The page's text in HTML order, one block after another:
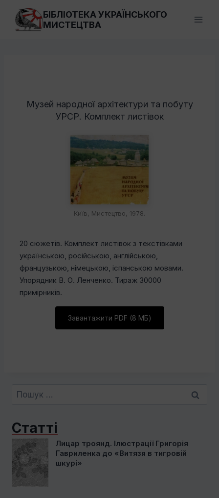
Перейти
вмісту
БІБЛІОТЕКА УКРАЇНСЬКОГО
МИСТЕЦТВА
Музей народної архітектури та побуту
УРСР. Комплект листівок
Київ, Мистецтво, 1978.
20 сюжетів. Комплект листівок з текстівками
українською, російською, англійською,
французькою, німецькою, іспанською мовами.
Упорядник В. О. Ленченко. Тираж 30000
примірників.
Завантажити PDF (8 МБ)
Пошук:
Статті
Лицар троянд. Ілюстрації Григорія
Гавриленка до «Витязя в тигровій
шкурі»